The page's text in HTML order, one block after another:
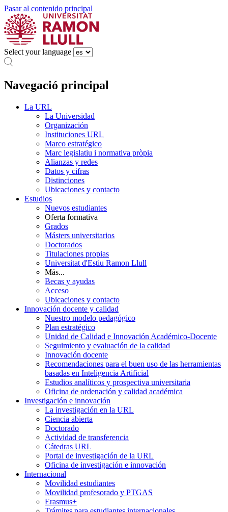
Pasar al contenido principal
Select your language
Navegació principal
La URL
La Universidad
Organización
Instituciones URL
Marco estratégico
Marc legislatiu i normativa pròpia
Alianzas y redes
Datos y cifras
Distinciones
Ubicaciones y contacto
Estudios
Nuevos estudiantes
Oferta formativa
Grados
Másters universitarios
Doctorados
Titulaciones propias
Universitat d'Estiu Ramon Llull
Más...
Becas y ayudas
Acceso
Ubicaciones y contacto
Innovación docente y calidad
Nuestro modelo pedagógico
Plan estratégico
Unidad de Calidad e Innovación Académico-Docente
Seguimiento y evaluación de la calidad
Innovación docente
Recomendaciones para el buen uso de las herramientas
basadas en Inteligencia Artificial
Estudios analíticos y prospectiva universitaria
Oficina de ordenación y calidad académica
Investigación e innovación
La investigación en la URL
Ciencia abierta
Doctorado
Actividad de transferencia
Cátedras URL
Portal de investigación de la URL
Oficina de investigación e innovación
Internacional
Movilidad estudiantes
Movilidad profesorado y PTGAS
Erasmus+